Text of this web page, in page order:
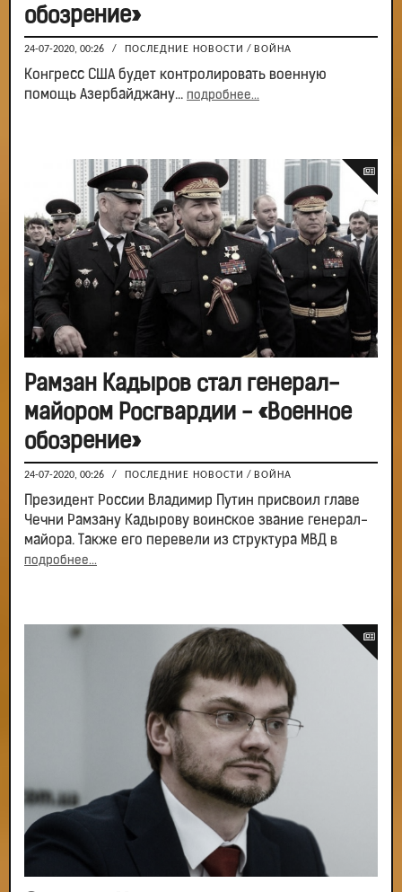
обозрение»
24-07-2020, 00:26 / ПОСЛЕДНИЕ НОВОСТИ / ВОЙНА
Конгресс США будет контролировать военную
помощь Азербайджану... подробнее...
Рамзан Кадыров стал генерал-
майором Росгвардии - «Военное
обозрение»
24-07-2020, 00:26 / ПОСЛЕДНИЕ НОВОСТИ / ВОЙНА
Президент России Владимир Путин присвоил главе
Чечни Рамзану Кадырову воинское звание генерал-
майора. Также его перевели из структура МВД в
подробнее...